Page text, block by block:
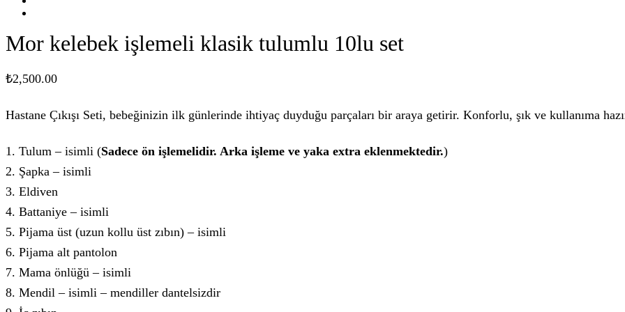
Mor kelebek işlemeli klasik tulumlu 10lu set
₺2,500.00
Hastane Çıkışı Seti, bebeğinizin ilk günlerinde ihtiyaç duyduğu parçaları bir araya getirir. Konforlu, şık ve kullanıma
1. Tulum – isimli (Sadece ön işlemelidir. Arka işleme ve yaka extra eklenmektedir.)
2. Şapka – isimli
3. Eldiven
4. Battaniye – isimli
5. Pijama üst (uzun kollu üst zıbın) – isimli
6. Pijama alt pantolon
7. Mama önlüğü – isimli
8. Mendil – isimli – mendiller dantelsizdir